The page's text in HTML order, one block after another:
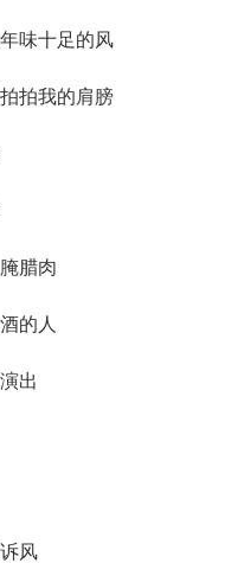
味十足的风
拍我的肩膀
腊肉
的人
出
风